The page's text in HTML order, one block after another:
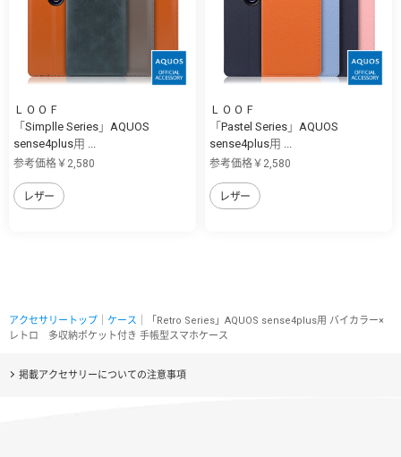
ＬＯＯＦ
「Simplle Series」AQUOS
sense4plus用 ...
参考価格￥2,580
レザー
ＬＯＯＦ
「Pastel Series」AQUOS
sense4plus用 ...
参考価格￥2,580
レザー
アクセサリートップ ケース ｜「Retro Series」AQUOS sense4plus用 バイカラー×
レトロ 多収納ポケット付き 手帳型スマホケース
掲載アクセサリーについての注意事項